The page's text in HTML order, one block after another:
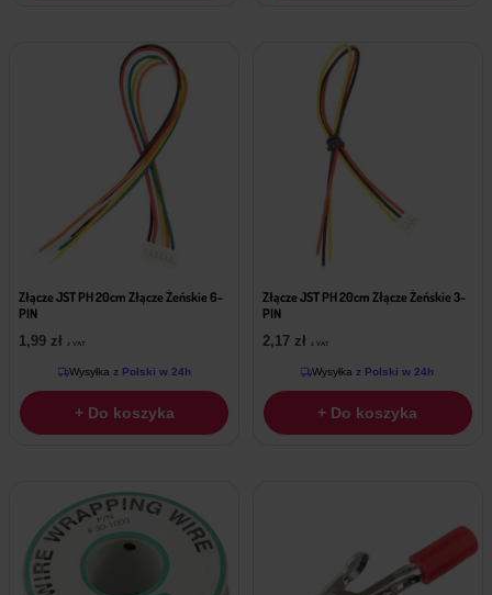
Złącze JST PH 20cm Złącze Żeńskie 6-
PIN
1,99 zł z VAT
Wysyłka z Polski w 24h
+ Do koszyka
Złącze JST PH 20cm Złącze Żeńskie 3-
PIN
2,17 zł z VAT
Wysyłka z Polski w 24h
+ Do koszyka